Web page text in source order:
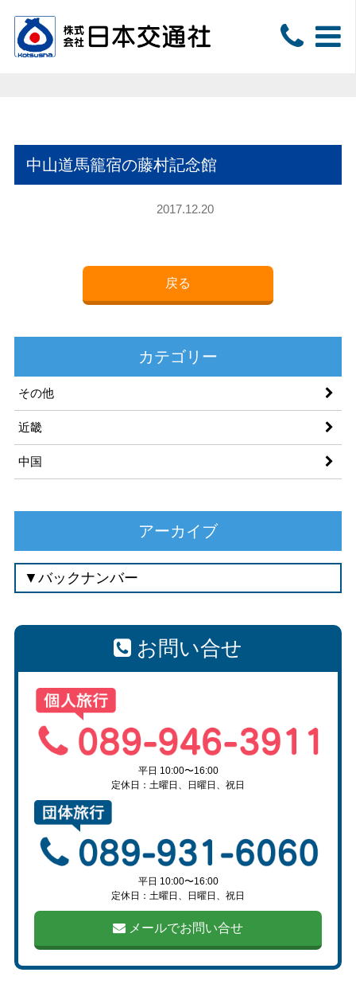
中山道馬籠宿の藤村記念館
2017.12.20
戻る
カテゴリー
その他
近畿
中国
アーカイブ
お問い合せ
平日 10:00〜16:00
定休日：土曜日、日曜日、祝日
平日 10:00〜16:00
定休日：土曜日、日曜日、祝日
メールでお問い合せ